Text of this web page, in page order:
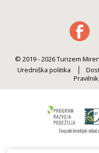
© 2019 - 2026 Turizem
Uredniška politika